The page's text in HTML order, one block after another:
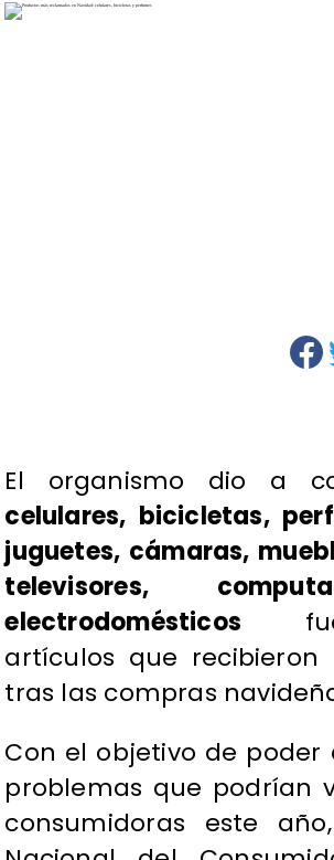
El organismo dio a
celulares, bicicletas,
juguetes, cámaras,
televisores,
electrodomésticos
artículos que recibieron
tras las compras
Con el objetivo de poder
problemas que podrían
consumidoras este